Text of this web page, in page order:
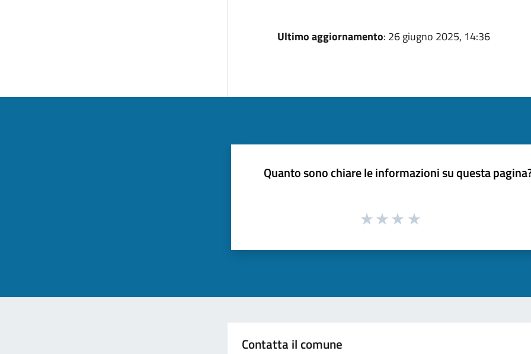
Ultimo aggiornamento: 26 giugno 2025, 14:36
Quanto sono chiare le informazioni su questa
Contatta il comune